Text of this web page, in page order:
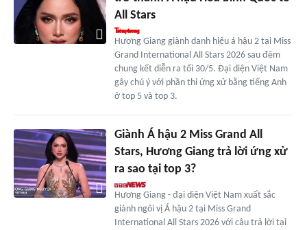
All Stars
Hương Giang giành danh hiệu á hậu 2 tại Miss
Grand International All Stars 2026 sau đêm
chung kết diễn ra tối 30/5. Đại diện Việt Nam
gây chú ý với phần thi ứng xử bằng tiếng Anh
ở top 5 và top 3.
Giành Á hậu 2 Miss Grand All
Stars, Hương Giang trả lời ứng xử
ra sao tại top 3?
Hương Giang - đại diện Việt Nam xuất sắc
giành ngôi vị Á hậu 2 tại Miss Grand
International All Stars 2026 với câu trả lời tại